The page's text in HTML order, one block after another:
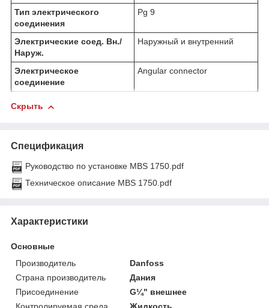
Тип электрического
соединения
Pg 9
Электрические соед. Вн./
Наруж.
Наружный и внутренний
Электрическое
соединение
Angular connector
Скрыть
Спецификация
Руководство по установке MBS 1750.pdf
Техническое описание MBS 1750.pdf
Характеристики
Основные
Производитель
Danfoss
Страна производитель
Дания
Присоединение
G¼" внешнее
Контролируемая среда
Жидкость